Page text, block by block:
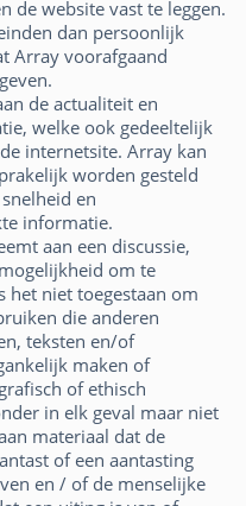
de website vast te leggen.
dan persoonlijk
Array voorafgaand
de actualiteit en
welke ook gedeeltelijk
internetsite. Array kan
worden gesteld
en
informatie.
aan een discussie,
om te
het niet toegestaan om
die anderen
teksten en/of
maken of
of ethisch
in elk geval maar niet
materiaal dat de
of een aantasting
en / of de menselijke